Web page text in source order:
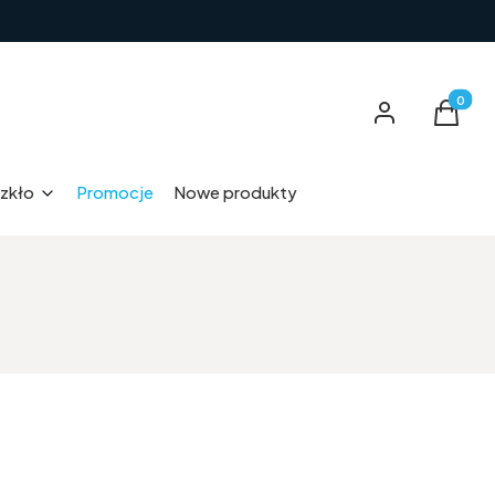
Zaloguj sięKoszyk
Promocje Nowe produkty